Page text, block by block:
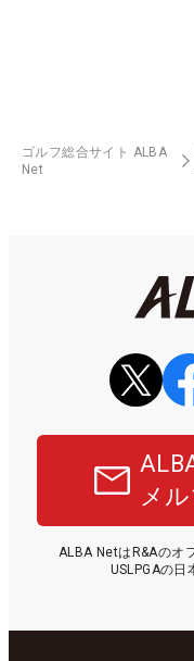
ゴルフ総合サイト ALBA
Net
メ
ALBA NetはR&Aのオ
USLPGAの日